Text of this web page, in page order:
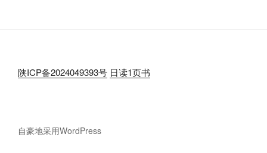
陕ICP备2024049393号 日读1页书
自豪地采用WordPress